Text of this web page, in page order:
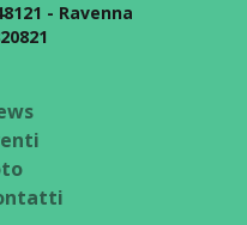
- Ravenna